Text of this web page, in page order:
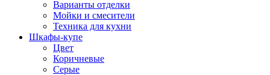
Варианты отделки
Мойки и смесители
Техника для кухни
Шкафы-купе
Цвет
Коричневые
Серые